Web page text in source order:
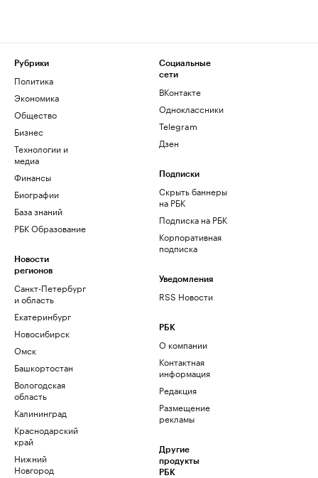
Рубрики
Политика
Экономика
Общество
Бизнес
Технологии и
медиа
Финансы
Биографии
База знаний
РБК Образование
Новости
регионов
Санкт-Петербург
и область
Екатеринбург
Новосибирск
Омск
Башкортостан
Вологодская
область
Калининград
Краснодарский
край
Нижний
Новгород
Социальные
сети
ВКонтакте
Одноклассники
Telegram
Дзен
Подписки
Скрыть баннеры
на РБК
Подписка на РБК
Корпоративная
подписка
Уведомления
RSS Новости
РБК
О компании
Контактная
информация
Редакция
Размещение
рекламы
Другие
продукты
РБК